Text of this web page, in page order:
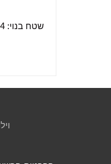
שטח בנוי: